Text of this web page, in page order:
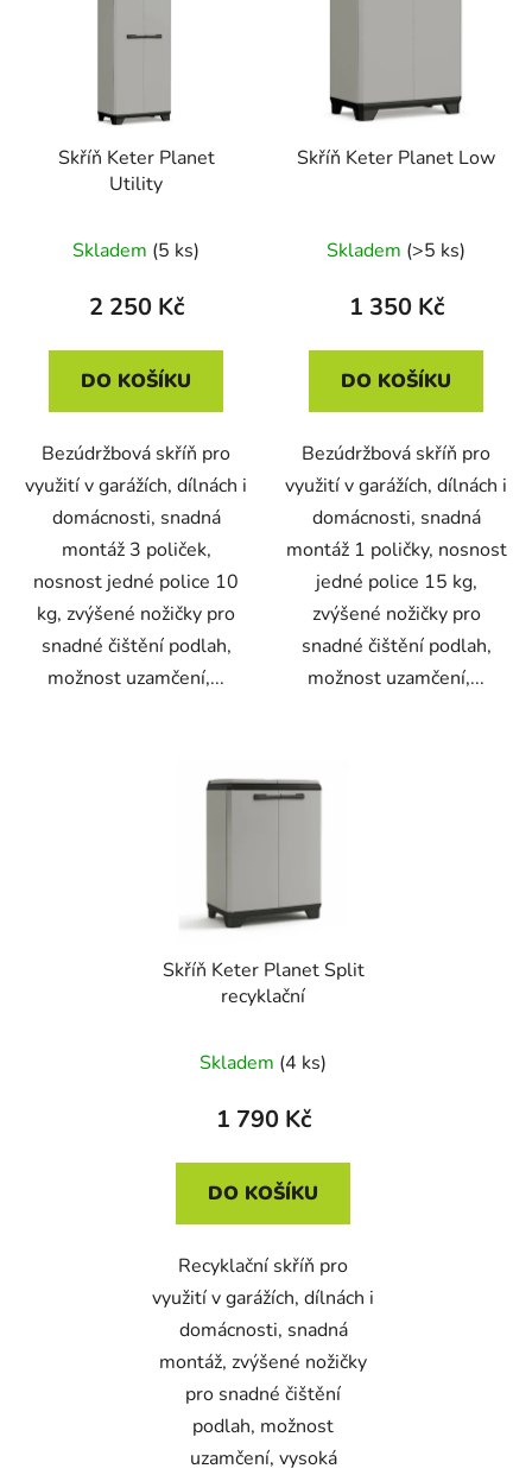
Skříň Keter Planet
Utility
Skladem (5 ks)
2 250 Kč
DO KOŠÍKU
Bezúdržbová skříň pro
využití v garážích, dílnách i
domácnosti, snadná
montáž 3 poliček,
nosnost jedné police 10
kg, zvýšené nožičky pro
snadné čištění podlah,
možnost uzamčení,...
Skříň Keter Planet Low
Skladem (>5 ks)
1 350 Kč
DO KOŠÍKU
Bezúdržbová skříň pro
využití v garážích, dílnách i
domácnosti, snadná
montáž 1 poličky, nosnost
jedné police 15 kg,
zvýšené nožičky pro
snadné čištění podlah,
možnost uzamčení,...
Skříň Keter Planet Split
recyklační
Skladem (4 ks)
1 790 Kč
DO KOŠÍKU
Recyklační skříň pro
využití v garážích, dílnách i
domácnosti, snadná
montáž, zvýšené nožičky
pro snadné čištění
podlah, možnost
uzamčení, vysoká